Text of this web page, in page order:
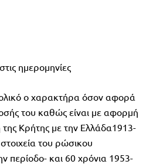
ημερομηνίες
ο χαρακτήρα όσον αφορά
του καθώς είναι με αφορμή
Κρήτης με την Ελλάδα1913-
του ρώσικου
περίοδο- και 60 χρόνια 1953-